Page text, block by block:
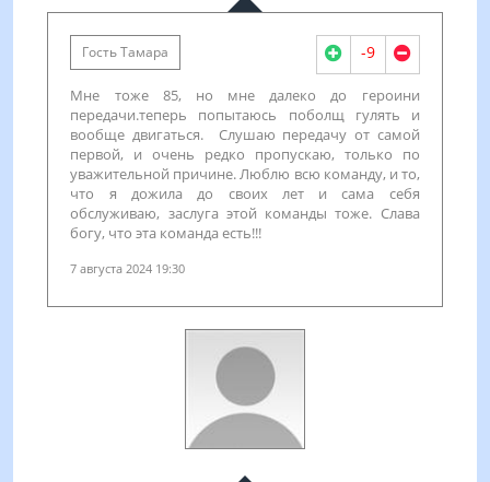
Гость Тамара -9
Мне тоже 85, но мне далеко до героини
передачи.теперь попытаюсь поболщ гулять и
вообще двигаться. Слушаю передачу от самой
первой, и очень редко пропускаю, только по
уважительной причине. Люблю всю команду, и то,
что я дожила до своих лет и сама себя
обслуживаю, заслуга этой команды тоже. Слава
богу, что эта команда есть!!!
7 августа 2024 19:30